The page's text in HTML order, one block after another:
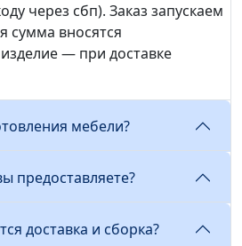
через сбп). Заказ запускаем
сумма вносятся
— при доставке
мебели?
предоставляете?
доставка и сборка?